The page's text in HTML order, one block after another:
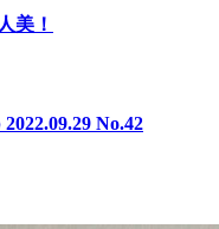
美！
No.42